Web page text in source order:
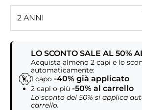
LO SCONTO SALE AL 50%
Acquista almeno 2 capi e lo
automaticamente:
1 capo -40% già applicato
2 capi o più -50% al carrello
Lo sconto del 50% si applica
carrello.